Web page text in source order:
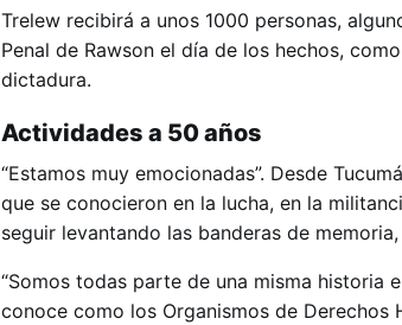
Trelew recibirá a unos 1000 personas,
Penal de Rawson el día de los hechos,
dictadura.
Actividades a 50 años
“Estamos muy emocionadas”. Desde
que se conocieron en la lucha, en la
seguir levantando las banderas de
“Somos todas parte de una misma historia
conoce como los Organismos de Derechos